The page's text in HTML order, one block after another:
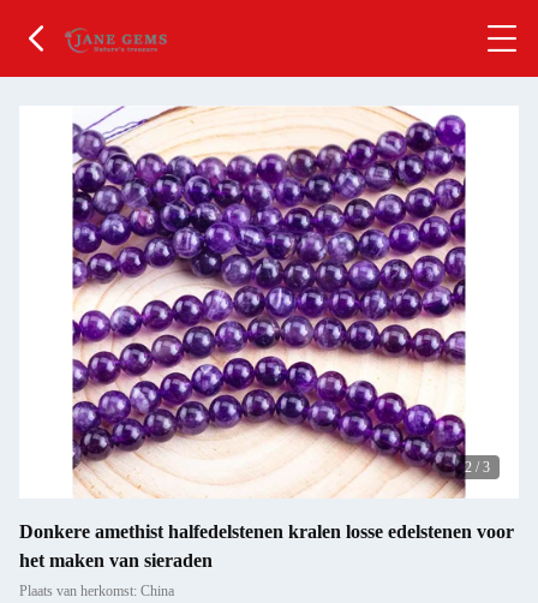
2 / 3
Donkere amethist halfedelstenen kralen losse edelstenen voor
het maken van sieraden
Plaats van herkomst: China